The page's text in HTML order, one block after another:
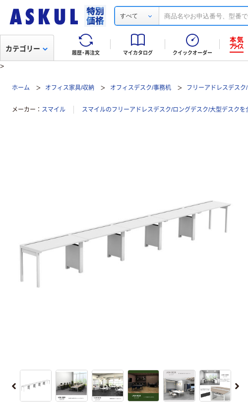
すべて
履歴・再注文 マイカタログ クイックオーダー
カテゴリー
>
ホーム オフィス家具/収納 オフィスデスク/事務机 フリーアドレスデス
メーカー スマイル スマイルのフリーアドレスデスク/ロングデスク/大型デスクを